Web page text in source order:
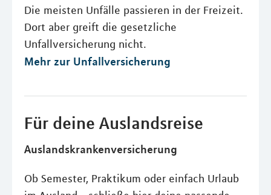
Die meisten Unfälle passieren in der Freizeit.
Dort aber greift die gesetzliche
Unfallversicherung nicht.
Mehr zur Unfallversicherung
Für deine Auslandsreise
Auslandskrankenversicherung
Ob Semester, Praktikum oder einfach Urlaub